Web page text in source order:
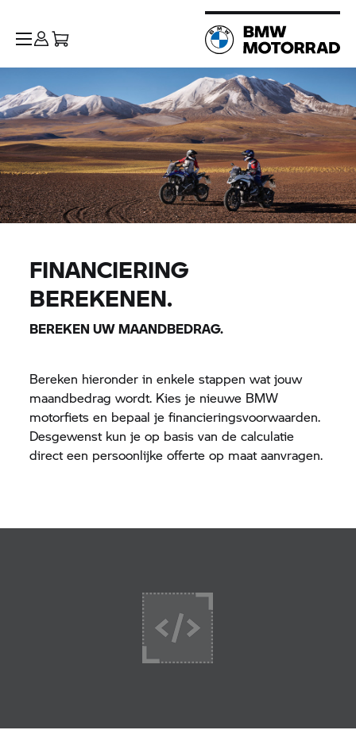
FINANCIERING
BEREKENEN.
BEREKEN UW MAANDBEDRAG.
Bereken hieronder in enkele stappen wat jouw
maandbedrag wordt. Kies je nieuwe BMW
motorfiets en bepaal je financieringsvoorwaarden.
Desgewenst kun je op basis van de calculatie
direct een persoonlijke offerte op maat aanvragen.